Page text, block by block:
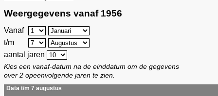
Weergegevens vanaf 1956
Vanaf
t/m
aantal jaren
Kies een vanaf-datum na de einddatum om de gegevens
over 2 opeenvolgende jaren te zien.
Data t/m 7 augustus